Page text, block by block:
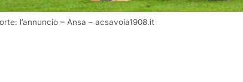
l’annuncio – Ansa – acsavoia1908.it